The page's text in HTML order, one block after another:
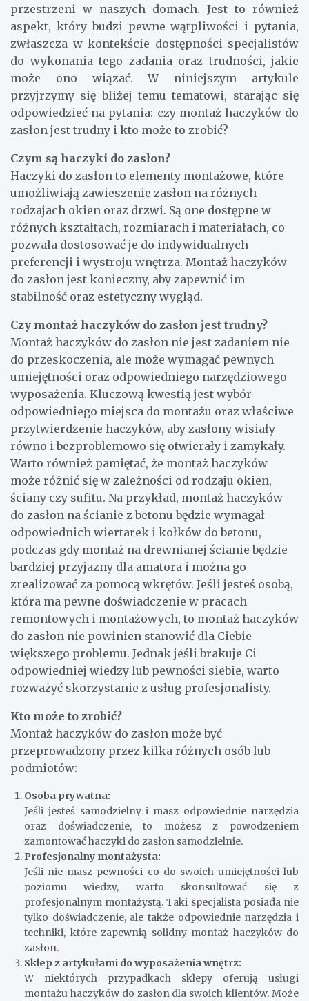
przestrzeni w naszych domach. Jest to również
aspekt, który budzi pewne wątpliwości i pytania,
zwłaszcza w kontekście dostępności specjalistów
do wykonania tego zadania oraz trudności, jakie
może ono wiązać. W niniejszym artykule
przyjrzymy się bliżej temu tematowi, starając się
odpowiedzieć na pytania: czy montaż haczyków do
zasłon jest trudny i kto może to zrobić?
Czym są haczyki do zasłon?
Haczyki do zasłon to elementy montażowe, które
umożliwiają zawieszenie zasłon na różnych
rodzajach okien oraz drzwi. Są one dostępne w
różnych kształtach, rozmiarach i materiałach, co
pozwala dostosować je do indywidualnych
preferencji i wystroju wnętrza. Montaż haczyków
do zasłon jest konieczny, aby zapewnić im
stabilność oraz estetyczny wygląd.
Czy montaż haczyków do zasłon jest trudny?
Montaż haczyków do zasłon nie jest zadaniem nie
do przeskoczenia, ale może wymagać pewnych
umiejętności oraz odpowiedniego narzędziowego
wyposażenia. Kluczową kwestią jest wybór
odpowiedniego miejsca do montażu oraz właściwe
przytwierdzenie haczyków, aby zasłony wisiały
równo i bezproblemowo się otwierały i zamykały.
Warto również pamiętać, że montaż haczyków
może różnić się w zależności od rodzaju okien,
ściany czy sufitu. Na przykład, montaż haczyków
do zasłon na ścianie z betonu będzie wymagał
odpowiednich wiertarek i kołków do betonu,
podczas gdy montaż na drewnianej ścianie będzie
bardziej przyjazny dla amatora i można go
zrealizować za pomocą wkrętów. Jeśli jesteś osobą,
która ma pewne doświadczenie w pracach
remontowych i montażowych, to montaż haczyków
do zasłon nie powinien stanowić dla Ciebie
większego problemu. Jednak jeśli brakuje Ci
odpowiedniej wiedzy lub pewności siebie, warto
rozważyć skorzystanie z usług profesjonalisty.
Kto może to zrobić?
Montaż haczyków do zasłon może być
przeprowadzony przez kilka różnych osób lub
podmiotów:
Osoba prywatna:
Jeśli jesteś samodzielny i masz odpowiednie narzędzia
oraz doświadczenie, to możesz z powodzeniem
zamontować haczyki do zasłon samodzielnie.
Profesjonalny montażysta:
Jeśli nie masz pewności co do swoich umiejętności lub
poziomu wiedzy, warto skonsultować się z
profesjonalnym montażystą. Taki specjalista posiada nie
tylko doświadczenie, ale także odpowiednie narzędzia i
techniki, które zapewnią solidny montaż haczyków do
zasłon.
Sklep z artykułami do wyposażenia wnętrz:
W niektórych przypadkach sklepy oferują usługi
montażu haczyków do zasłon dla swoich klientów. Może